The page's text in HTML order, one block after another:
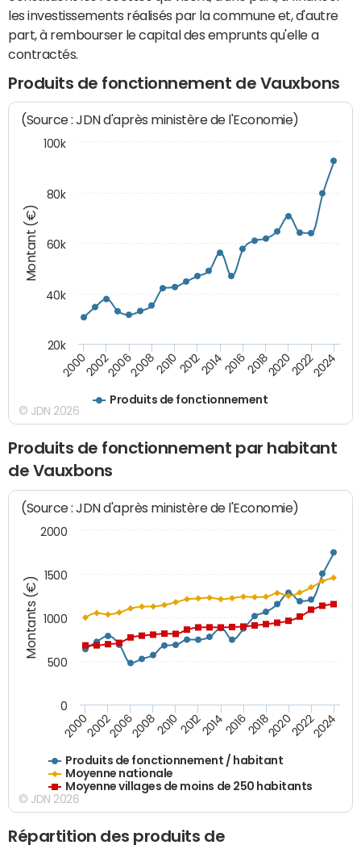
les investissements réalisés par la commune et, d'autre
part, à rembourser le capital des emprunts qu'elle a
contractés.
Produits de fonctionnement de Vauxbons
Montant (€)
(Source : JDN d'après ministère de l'Economie)
Produits de fonctionnement
200020022006200820102012201420162018202020222024
20k
40k
60k
80k
100k
© JDN 2026
Produits de fonctionnement par habitant
de Vauxbons
Montants (€)
(Source : JDN d'après ministère de l'Economie)
Produits de fonctionnement / habitant
Moyenne nationale
Moyenne villages de moins de 250 habitants
200020022006200820102012201420162018202020222024
0
500
1000
1500
2000
© JDN 2026
Répartition des produits de